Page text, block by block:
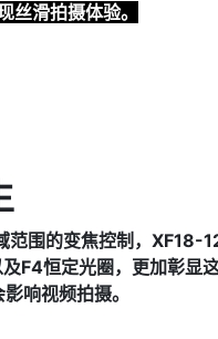
丝滑拍摄体验。
围的变焦控制，XF18-
F4恒定光圈，更加彰显
响视频拍摄。